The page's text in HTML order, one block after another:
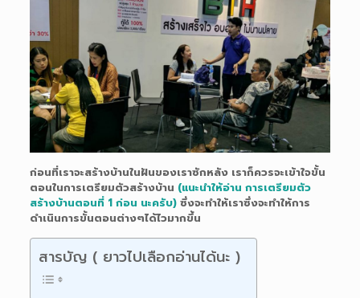
ก่อนที่เราจะสร้างบ้านในฝันของเราซักหลัง เราก็ควรจะเข้าใจขั้น
ตอนในการเตรียมตัวสร้างบ้าน (แนะนำให้อ่าน การเตรียมตัว
สร้างบ้านตอนที่ 1 ก่อน นะครับ)ซึ่งจะทำให้เราซึ่งจะทำให้การ
ดำเนินการขั้นตอนต่างๆได้ไวมากขึ้น
สารบัญ ( ยาวไปเลือกอ่านได้นะ )